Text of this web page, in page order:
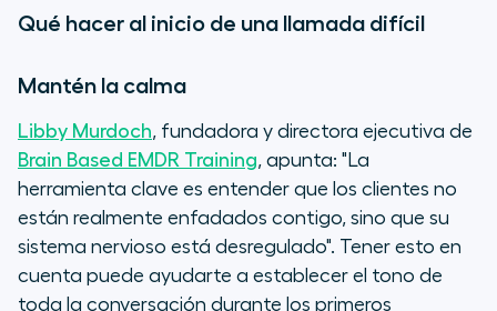
Qué hacer al inicio de una llamada difícil
Mantén la calma
Libby Murdoch, fundadora y directora ejecutiva de
Brain Based EMDR Training, apunta: "La
herramienta clave es entender que los clientes no
están realmente enfadados contigo, sino que su
sistema nervioso está desregulado". Tener esto en
cuenta puede ayudarte a establecer el tono de
toda la conversación durante los primeros